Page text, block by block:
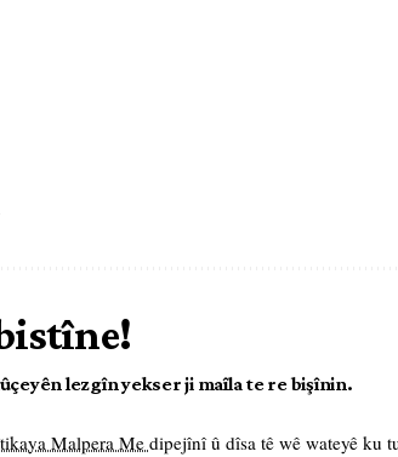
lezgîn yekser ji maîla te re bişînin.
Malpera Me dipejînî û dîsa tê wê wateyê ku